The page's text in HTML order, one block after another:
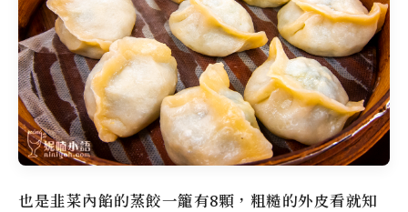
也是韭菜內餡的蒸餃一籠有8顆，粗糙的外皮看就知